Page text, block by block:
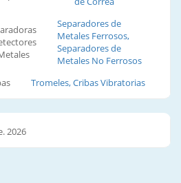
Separadores de
Metales Ferrosos,
Separadores de
Metales No Ferrosos
Tromeles, Cribas Vibratorias
2026